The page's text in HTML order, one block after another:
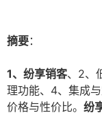
摘要：
1、纷享销客、2、
理功能、4、集成
价格与性价比。 纷